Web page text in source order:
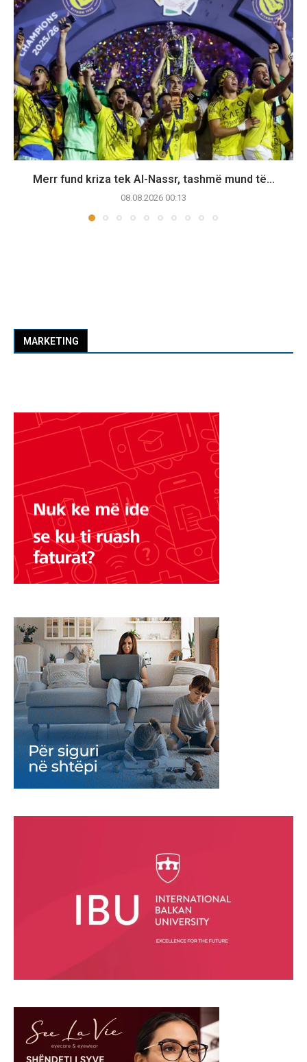
Merr fund kriza tek Al-Nassr, tashmë mund të...
08.08.2026 00:13
MARKETING